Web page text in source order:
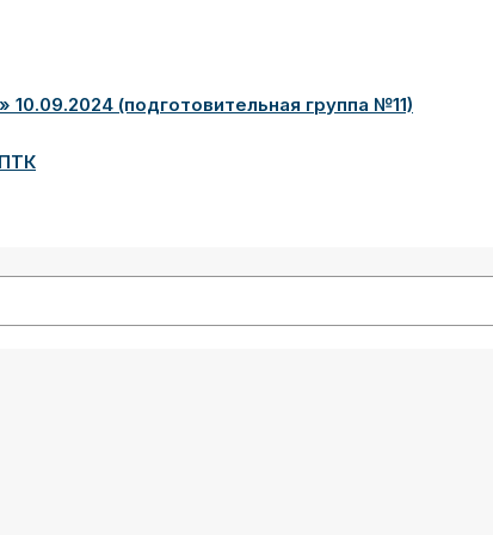
(подготовительная группа №11)